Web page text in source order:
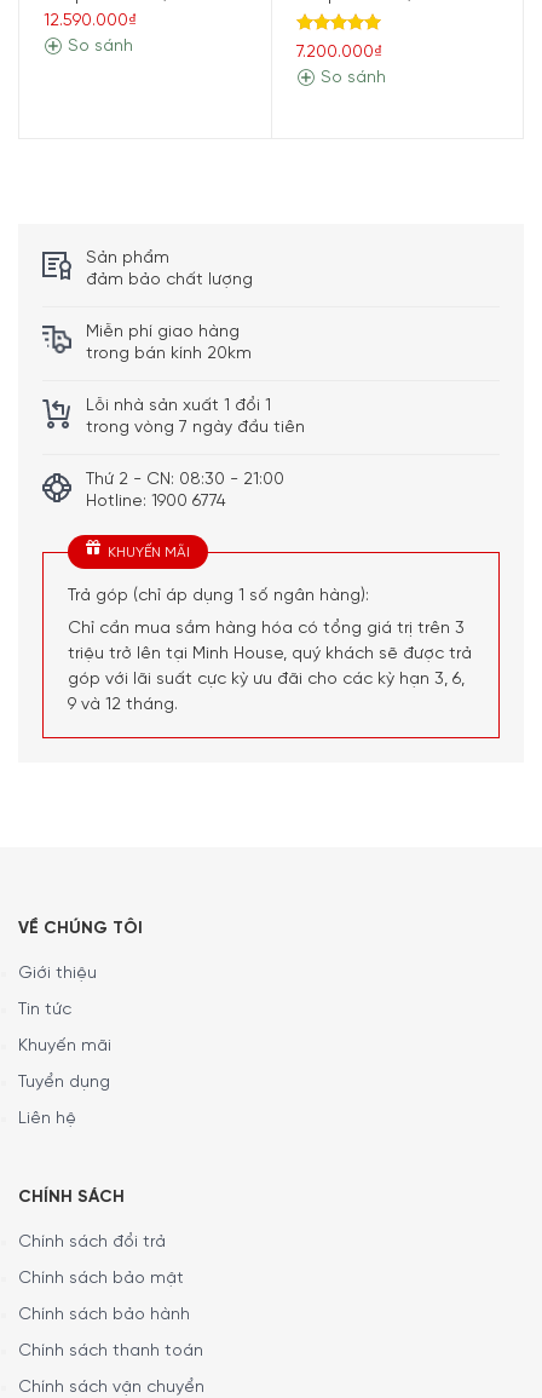
Thể tích hoạt động lên đến 100m3
Comfee MDDF-20DEN7 cung cấp công suất hút ẩm 20L/
24h. Bạn có thể sử dụng máy hút ẩm một cách lý tưởng
kém có diện tích lên đến 100m³ hoặc 40 m². Cảm biến độ
ẩm tích hợp đảm bảo độ ẩm không đổi. Trong quá trình
hoạt động, màn hình hiển thị độ ẩm tương đối. Thiết bị có
12.590.000₫
So sánh
Được xếp
5 sao
7.200.000₫
So sánh
Sản phẩm
đảm bảo chất lượng
Miễn phí giao hàng
trong bán kính 20km
Lỗi nhà sản xuất 1 đổi 1
trong vòng 7 ngày đầu tiên
Thứ 2 - CN: 08:30 - 21:00
Hotline: 1900 6774
KHUYẾN MÃI
Trả góp (chỉ áp dụng 1 số ngân hàng):
Chỉ cần mua sắm hàng hóa có tổng giá trị trên 3
triệu trở lên tại Minh House, quý khách sẽ được trả
góp với lãi suất cực kỳ ưu đãi cho các kỳ hạn 3, 6,
9 và 12 tháng.
VỀ CHÚNG TÔI
Giới thiệu
Tin tức
Khuyến mãi
Tuyển dụng
Liên hệ
CHÍNH SÁCH
Chính sách đổi trả
Chính sách bảo mật
Chính sách bảo hành
Chính sách thanh toán
Chính sách vận chuyển